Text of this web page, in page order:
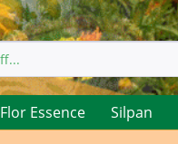
Flor Essence Silpan